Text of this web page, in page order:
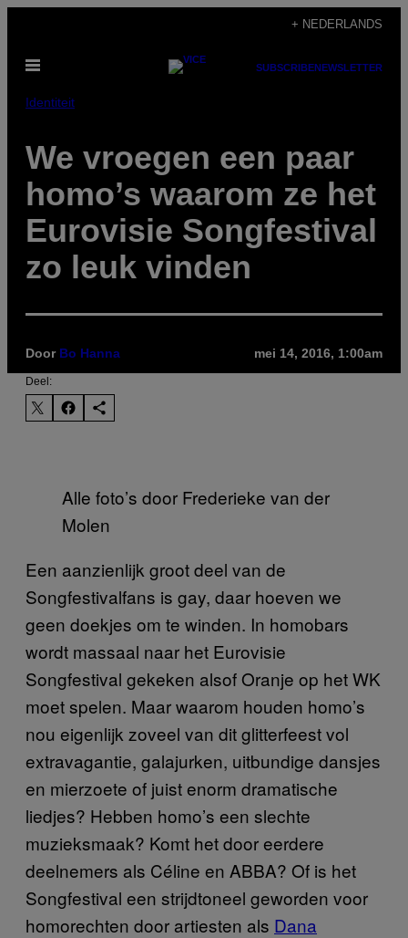
de
inhoud
+ NEDERLANDS
Open
SUBSCRIBENEWSLETTER
Identiteit
We vroegen een paar
homo’s waarom ze het
Eurovisie Songfestival
zo leuk vinden
Door Bo Hanna mei 14, 2016, 1:00am
Deel:
Alle foto’s door Frederieke van der
Molen
Een aanzienlijk groot deel van de
Songfestivalfans is gay, daar hoeven we
geen doekjes om te winden. In homobars
wordt massaal naar het Eurovisie
Songfestival gekeken alsof Oranje op het WK
moet spelen. Maar waarom houden homo’s
nou eigenlijk zoveel van dit glitterfeest vol
extravagantie, galajurken, uitbundige dansjes
en mierzoete of juist enorm dramatische
liedjes? Hebben homo’s een slechte
muzieksmaak? Komt het door eerdere
deelnemers als Céline en ABBA? Of is het
Songfestival een strijdtoneel geworden voor
homorechten door artiesten als Dana